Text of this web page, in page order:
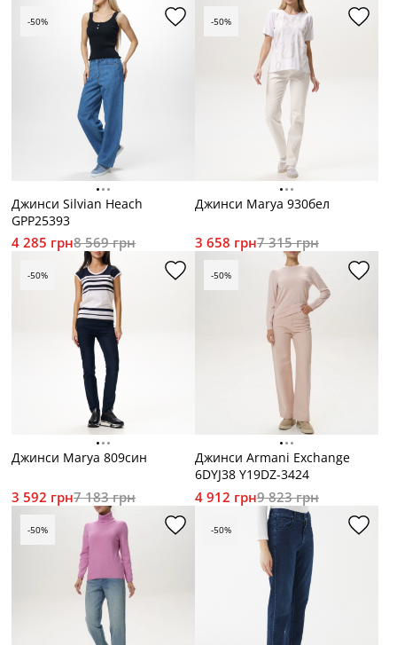
Джинси Silvian Heach
GPP25393
4 285 грн8 569 грн
-50%
Джинси Marya 930бел
3 658 грн7 315 грн
-50%
Джинси Marya 809син
3 592 грн7 183 грн
-50%
Джинси Armani Exchange
6DYJ38 Y19DZ-3424
4 912 грн9 823 грн
-50%
-50% -50%